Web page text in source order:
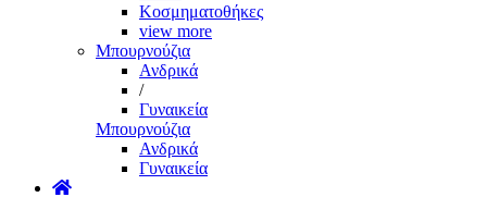
Κοσμηματοθήκες
view more
Μπουρνούζια
Ανδρικά
/
Γυναικεία
Μπουρνούζια
Ανδρικά
Γυναικεία